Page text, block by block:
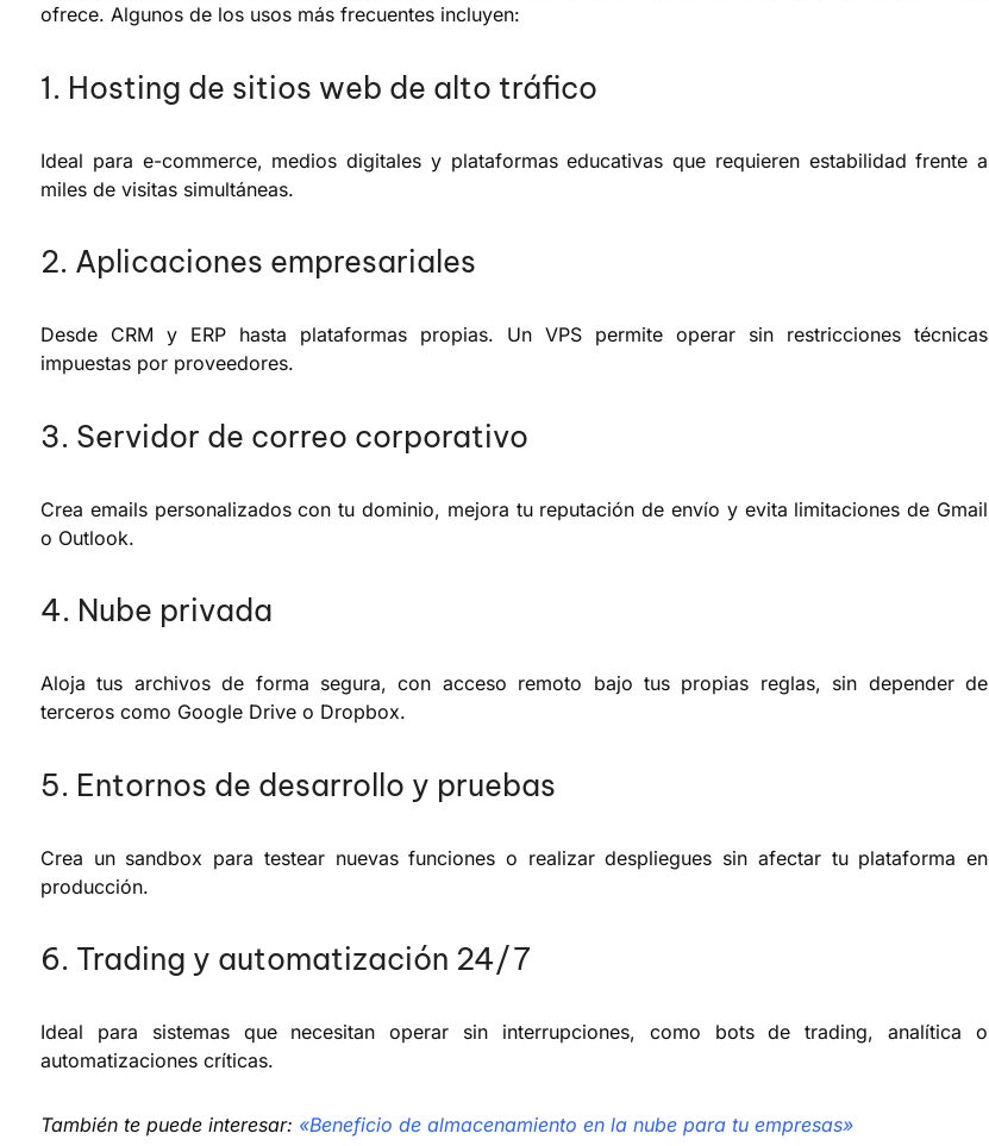
ofrece. Algunos de los usos más frecuentes incluyen:
1. Hosting de sitios web de alto tráfico
Ideal para e-commerce, medios digitales y plataformas educativas que requieren estabilidad frente a
miles de visitas simultáneas.
2. Aplicaciones empresariales
Desde CRM y ERP hasta plataformas propias. Un VPS permite operar sin restricciones técnicas
impuestas por proveedores.
3. Servidor de correo corporativo
Crea emails personalizados con tu dominio, mejora tu reputación de envío y evita limitaciones de Gmail
o Outlook.
4. Nube privada
Aloja tus archivos de forma segura, con acceso remoto bajo tus propias reglas, sin depender de
terceros como Google Drive o Dropbox.
5. Entornos de desarrollo y pruebas
Crea un sandbox para testear nuevas funciones o realizar despliegues sin afectar tu plataforma en
producción.
6. Trading y automatización 24/7
Ideal para sistemas que necesitan operar sin interrupciones, como bots de trading, analítica o
automatizaciones críticas.
También te puede interesar: «Beneficio de almacenamiento en la nube para tu empresas»